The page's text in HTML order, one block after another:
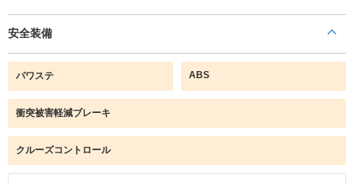
安全装備
パワステ ABS
衝突被害軽減ブレーキ
クルーズコントロール